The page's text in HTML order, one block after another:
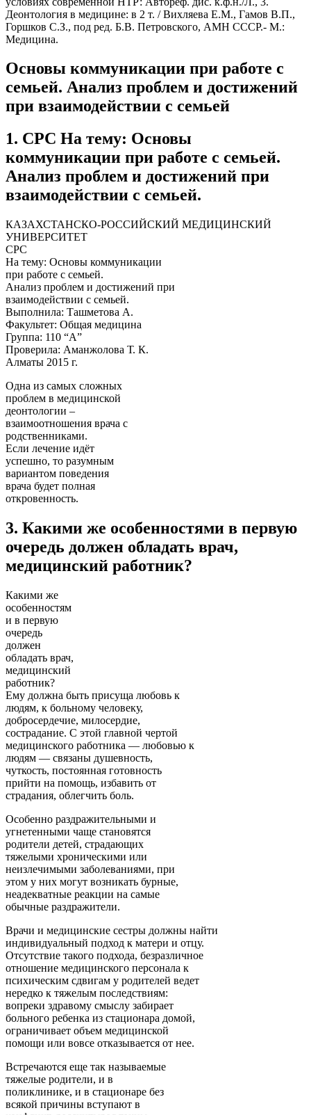
Деонтология в медицине: в 2 т. / Вихляева Е.М., Гамов В.П.,
Горшков С.З., под ред. Б.В. Петровского, АМН СССР.- М.:
Медицина.
Основы коммуникации при работе с
семьей. Анализ проблем и достижений
при взаимодействии с семьей
1. СРС На тему: Основы
коммуникации при работе с семьей.
Анализ проблем и достижений при
взаимодействии с семьей.
КАЗАХСТАНСКО-РОССИЙСКИЙ МЕДИЦИНСКИЙ
УНИВЕРСИТЕТ
СРС
На тему: Основы коммуникации
при работе с семьей.
Анализ проблем и достижений при
взаимодействии с семьей.
Выполнила: Ташметова А.
Факультет: Общая медицина
Группа: 110 “А”
Проверила: Аманжолова Т. К.
Алматы 2015 г.
Одна из самых сложных
проблем в медицинской
деонтологии –
взаимоотношения врача с
родственниками.
Если лечение идёт
успешно, то разумным
вариантом поведения
врача будет полная
откровенность.
3. Какими же особенностями в первую
очередь должен обладать врач,
медицинский работник?
Какими же
особенностям
и в первую
очередь
должен
обладать врач,
медицинский
работник?
Ему должна быть присуща любовь к
людям, к больному человеку,
добросердечие, милосердие,
сострадание. С этой главной чертой
медицинского работника — любовью к
людям — связаны душевность,
чуткость, постоянная готовность
прийти на помощь, избавить от
страдания, облегчить боль.
Особенно раздражительными и
угнетенными чаще становятся
родители детей, страдающих
тяжелыми хроническими или
неизлечимыми заболеваниями, при
этом у них могут возникать бурные,
неадекватные реакции на самые
обычные раздражители.
Врачи и медицинские сестры должны найти
индивидуальный подход к матери и отцу.
Отсутствие такого подхода, безразличное
отношение медицинского персонала к
психическим сдвигам у родителей ведет
нередко к тяжелым последствиям:
вопреки здравому смыслу забирает
больного ребенка из стационара домой,
ограничивает объем медицинской
помощи или вовсе отказывается от нее.
Встречаются еще так называемые
тяжелые родители, и в
поликлинике, и в стационаре без
всякой причины вступают в